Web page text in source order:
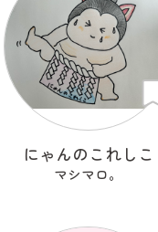
にゃんのこれしこ
マシマロ。